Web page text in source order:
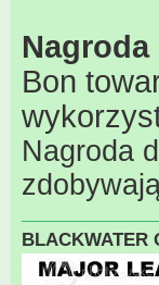
Bon
Nagroda
BLACKWATER